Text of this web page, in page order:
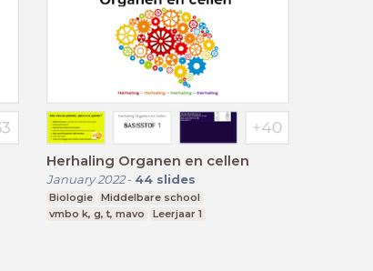
Herhaling Organen en cellen
January 2022- 44 slides
Biologie
Middelbare school
vmbo k, g, t, mavo
Leerjaar 1